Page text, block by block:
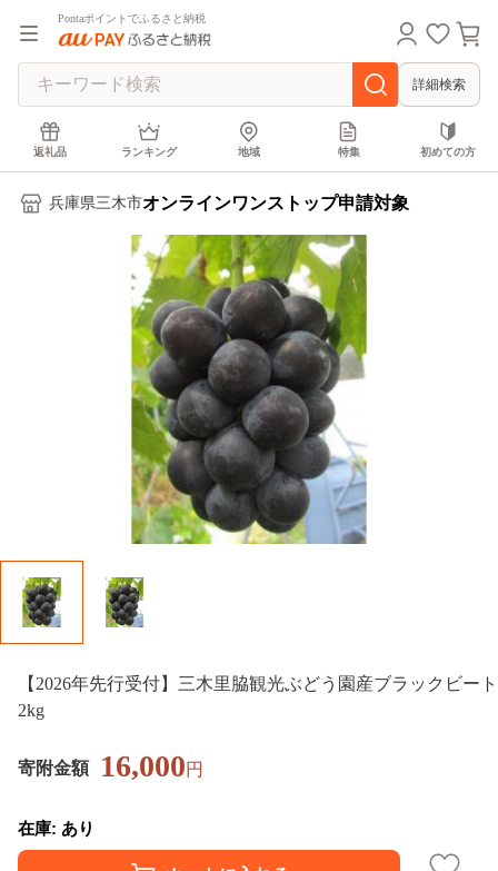
Pontaポイントでふるさと納税
詳細検索
返礼品 ランキング 地域 特集 初めての方
兵庫県三木市オンラインワンストップ申請対象
【2026年先行受付】三木里脇観光ぶどう園産ブラックビート
2kg
寄附金額 16,000円
在庫: あり